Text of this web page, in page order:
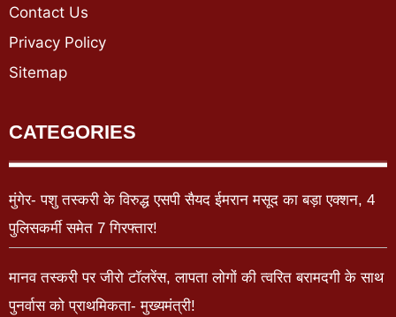
Contact Us
Privacy Policy
Sitemap
CATEGORIES
मुंगेर- पशु तस्करी के विरुद्ध एसपी सैयद ईमरान मसूद का बड़ा एक्शन, 4
पुलिसकर्मी समेत 7 गिरफ्तार!
मानव तस्करी पर जीरो टॉलरेंस, लापता लोगों की त्वरित बरामदगी के साथ
पुनर्वास को प्राथमिकता- मुख्यमंत्री!